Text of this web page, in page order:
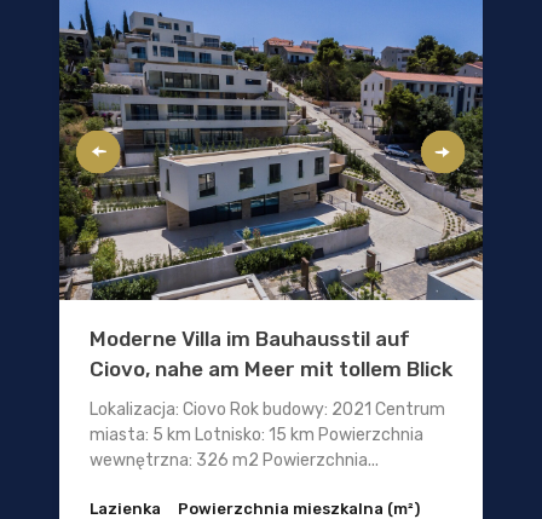
Moderne Villa im Bauhausstil auf
Ciovo, nahe am Meer mit tollem Blick
Lokalizacja: Ciovo Rok budowy: 2021 Centrum
miasta: 5 km Lotnisko: 15 km Powierzchnia
wewnętrzna: 326 m2 Powierzchnia...
Lazienka Powierzchnia mieszkalna (m²)